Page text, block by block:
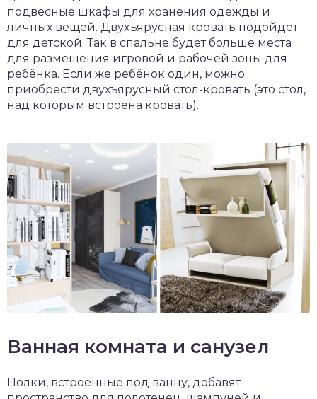
подвесные шкафы для хранения одежды и
личных вещей. Двухъярусная кровать подойдёт
для детской. Так в спальне будет больше места
для размещения игровой и рабочей зоны для
ребёнка. Если же ребёнок один, можно
приобрести двухъярусный стол-кровать (это стол,
над которым встроена кровать).
Ванная комната и санузел
Полки, встроенные под ванну, добавят